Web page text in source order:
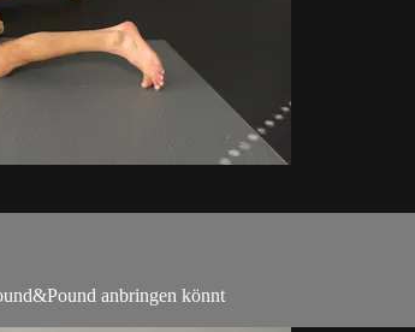
anbringen könnt